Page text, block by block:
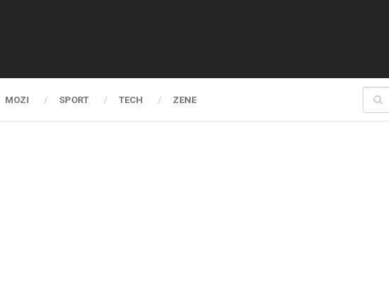
MOZI SPORT TECH ZENE